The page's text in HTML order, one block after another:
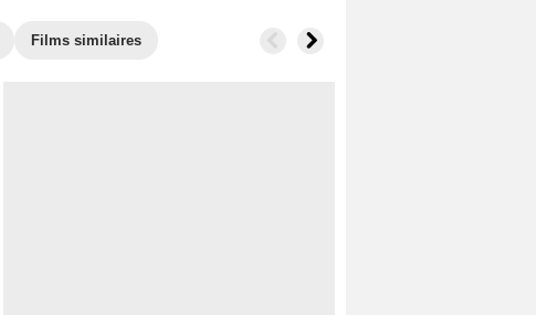
Films similaires